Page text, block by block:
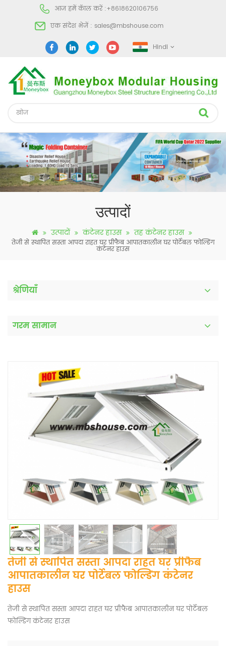
आज हमें कॅाल करें :+8618620106756
एक संदेश भेजें : sales@mbshouse.com
Hindi
उत्पादों
उत्पादों कंटेनर हाउस तह कंटेनर हाउस
तेजी से स्थापित सस्ता आपदा राहत घर प्रीफैब आपातकालीन घर पोर्टेबल फोल्डिंग
कंटेनर हाउस
श्रेणियाँ
गरम सामान
तेजी से स्थापित सस्ता आपदा राहत घर प्रीफैब
आपातकालीन घर पोर्टेबल फोल्डिंग कंटेनर
हाउस
तेजी से स्थापित सस्ता आपदा राहत घर प्रीफैब आपातकालीन घर पोर्टेबल
फोल्डिंग कंटेनर हाउस